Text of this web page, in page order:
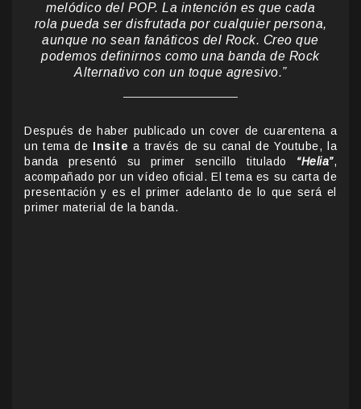
melódico del POP. La intención es que cada
rola pueda ser disfrutada por cualquier persona,
aunque no sean fanáticos del Rock. Creo que
podemos definirnos como una banda de Rock
Alternativo con un toque agresivo.”
Después de haber publicado un cover de cuarentena a
un tema de Insite a través de su canal de Youtube, la
banda presentó su primer sencillo titulado “Helia”,
acompañado por un vídeo oficial. El tema es su carta de
presentación y es el primer adelanto de lo que será el
primer material de la banda.